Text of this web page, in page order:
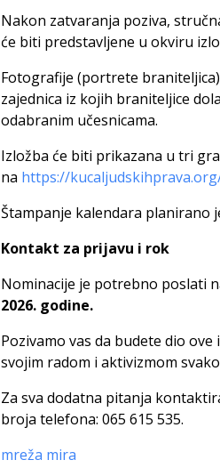
Nakon zatvaranja poziva,
će biti predstavljene u okviru
Fotografije (portrete
zajednica iz kojih braniteljice
odabranim učesnicama.
Izložba će biti prikazana u tri
na https://
Štampanje kalendara planirano
Kontakt za prijavu i rok
Nominacije je potrebno poslati
2026. godine.
Pozivamo vas da budete dio
svojim radom i aktivizmom
Za sva dodatna pitanja
broja telefona: 065 615 535.
mreža mira